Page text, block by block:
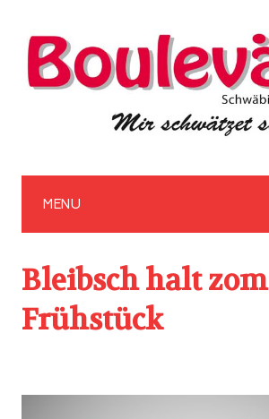
MENU
Bleibsch halt zom
Frühstück